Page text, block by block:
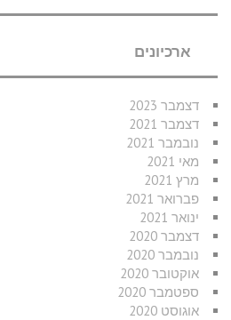
ארכיונים
דצמבר 2023
דצמבר 2021
נובמבר 2021
מאי 2021
מרץ 2021
פברואר 2021
ינואר 2021
דצמבר 2020
נובמבר 2020
אוקטובר 2020
ספטמבר 2020
אוגוסט 2020